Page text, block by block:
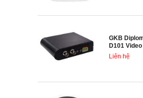
GKB
D101
Liên hệ